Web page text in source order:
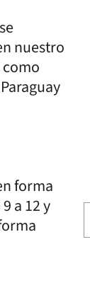
nuestro
como
forma
a 12 y